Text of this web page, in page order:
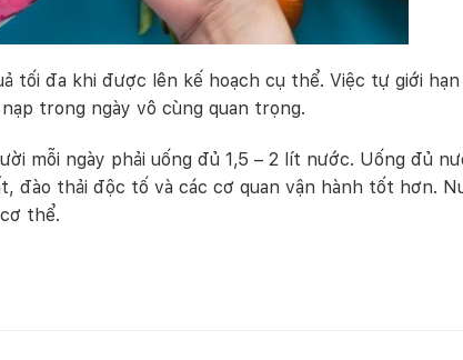
tối đa khi được lên kế hoạch cụ thể. Việc tự giới
trong ngày vô cùng quan trọng.
mỗi ngày phải uống đủ 1,5 – 2 lít nước. Uống đủ
đào thải độc tố và các cơ quan vận hành tốt hơn.
thể.